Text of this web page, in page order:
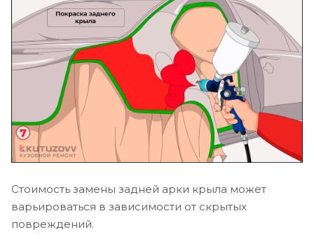
Стоимость замены задней арки крыла может
варьироваться в зависимости от скрытых
повреждений.